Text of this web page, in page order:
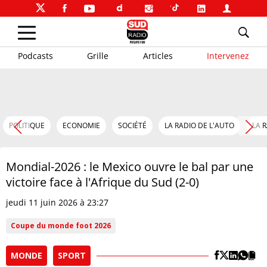
Podcasts Grille Articles Intervenez
POLITIQUE ECONOMIE SOCIÉTÉ LA RADIO DE L'AUTO LA
Mondial-2026 : le Mexico ouvre le bal par une
victoire face à l'Afrique du Sud (2-0)
jeudi 11 juin 2026 à 23:27
Coupe du monde foot 2026
MONDE SPORT